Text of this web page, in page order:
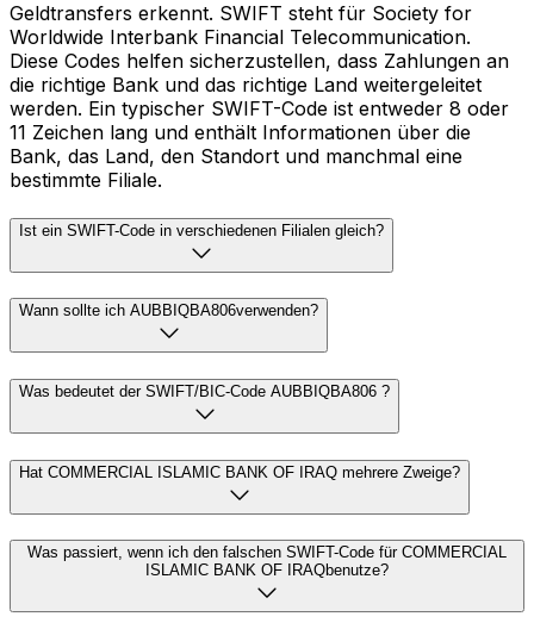
Geldtransfers erkennt. SWIFT steht für Society for
Worldwide Interbank Financial Telecommunication.
Diese Codes helfen sicherzustellen, dass Zahlungen an
die richtige Bank und das richtige Land weitergeleitet
werden. Ein typischer SWIFT-Code ist entweder 8 oder
11 Zeichen lang und enthält Informationen über die
Bank, das Land, den Standort und manchmal eine
bestimmte Filiale.
Ist ein SWIFT-Code in verschiedenen Filialen gleich?
Wann sollte ich AUBBIQBA806verwenden?
Was bedeutet der SWIFT/BIC-Code AUBBIQBA806 ?
Hat COMMERCIAL ISLAMIC BANK OF IRAQ mehrere Zweige?
Was passiert, wenn ich den falschen SWIFT-Code für COMMERCIAL
ISLAMIC BANK OF IRAQbenutze?